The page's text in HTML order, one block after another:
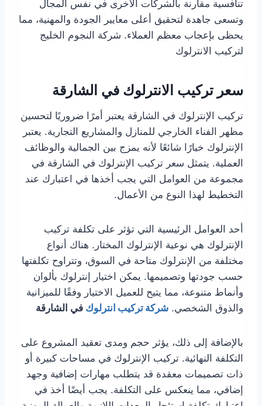
تنافسية مقارنة بالشركات الأخرى في نفس المجال
وتسعى جاهدة لتحقيق أعلى معايير الجودة والمهنية، مما
يحظى بإعجاب معظم العملاء. شركة النجوم الخليج
لتركيب الانترلوك
سعر تركيب الانترلوك في الشارقة
تركيب الإنترلوك في الشارقة يعتبر أمرًا ضروريًا لتحسين
مظهر الفناء الخارجي للمنازل والمشاريع التجارية. يعتبر
الإنترلوك خيارًا شائعًا لأنه يمزج بين الجمالية والوظائف
العملية. يتمثل سعر تركيب الإنترلوك في الشارقة في
مجموعة من العوامل التي يجب أخذها في اعتبارك عند
التخطيط لهذا النوع من الأعمال.
أحد العوامل الرئيسية التي تؤثر على تكلفة تركيب
الإنترلوك هي نوعية الإنترلوك المختار. هناك أنواع
مختلفة من الإنترلوك متاحة في السوق، وتتراوح تكلفتها
حسب جودتها وتصميمها. يمكن اختيار إنترلوك بألوان
وأنماط متنوعة، مما يتيح للعميل الاختيار وفقًا للميزانية
والذوق الشخصي. شركة تركيب انترلوك في الشارقة
بالإضافة إلى ذلك، يؤثر حجم ومدى تعقيد المشروع على
التكلفة النهائية. تركيب الإنترلوك في مساحات كبيرة أو
ذات تصميمات معقدة قد يتطلب مهارات إضافية وجهد
إضافي، مما ينعكس على التكلفة. يجب أيضًا أخذ في